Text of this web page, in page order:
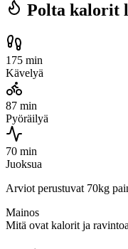
Polta kalorit
175 min
Kävelyä
87 min
Pyöräilyä
70 min
Juoksua
Arviot perustuvat 70kg
Mainos
Mitä ovat kalorit ja